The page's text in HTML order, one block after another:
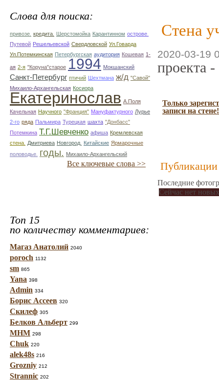
Слова для поиска:
привозе. кредита. Шерстомойка Карантинном острове.
Путевой Решельевской Свердловской Ул.Говарда
Ул.Потемкинская Петербургская аудитория Кошевая 1-
ая 2-я "Коруна"старое 1994 Мокшанский
Санкт-Петербург птичий Шехтмана ж/д "Савой"
Михаило-Архангельская Косиора
Екатеринослав А.Поля
Качельная Научного "Франция" Мануфактурного Лурье
2-го ряда Пальмира Турецкая шахта "Донбасс"
Потемкина Т.Г.Шевченко афиша Кремлевская
стена.
Дмитриева Новгород. Китайские Ярмарочные
половодье.
годы. Михаило-Архангельский
Все ключевые слова >>
Топ 15
по количеству комментариев:
Магаз Анатолий 2040
poroch 1132
sm 865
Yana 398
Admin 334
Борис Ассеев 320
Скилеф 305
Белков Альберт 299
МНМ 298
Chuk 220
alek48s 216
Grozniy 212
Strannic 202
Стена
2020-03-19
проекта
Только
записи на стене!
Публикации
Последние
Сейчас нет